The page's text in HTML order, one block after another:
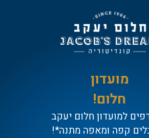
מועדון
חלום!
למועדון חלום יעקב
קפה ומאפה מתנה*!